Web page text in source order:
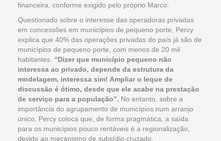
financeira, conforme exigido pelo próprio Marco.
Questionado sobre o interesse das operadoras privadas
em concessões em municípios de pequeno porte, Percy
explica que 40% das operações privadas do país já são de
municípios de pequeno porte, com menos de 20 mil
habitantes. “Dizer que município pequeno não
interessa ao privado, depende da estrutura da
modelagem, interessa sim! Ampliar o leque de
discussão é ótimo, desde que ele acabe na prestação
de serviço para a população”. No entanto, sobre a
importância do agrupamento de municípios num arranjo
único, Percy coloca que, de forma pragmática, a saída
para os municípios pouco rentáveis é a regionalização,
devido ao mecanismo de subsídio cruzado.